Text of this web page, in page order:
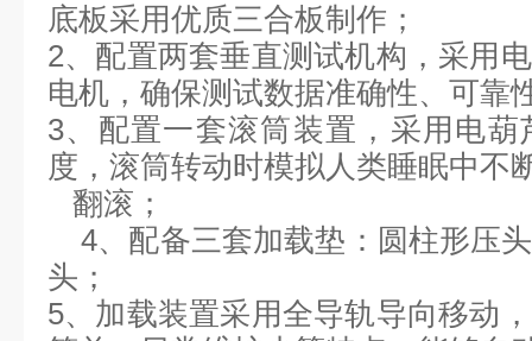
底板采用优质三合板制作；
2、配置两套垂直测试机构，采用
电机，确保测试数据准确性、可靠
3、配置一套滚筒装置，采用电
度，滚筒转动时模拟人类睡眠中不
翻滚；
4、配备三套加载垫：圆柱形压
头；
5、加载装置采用全导轨导向移动